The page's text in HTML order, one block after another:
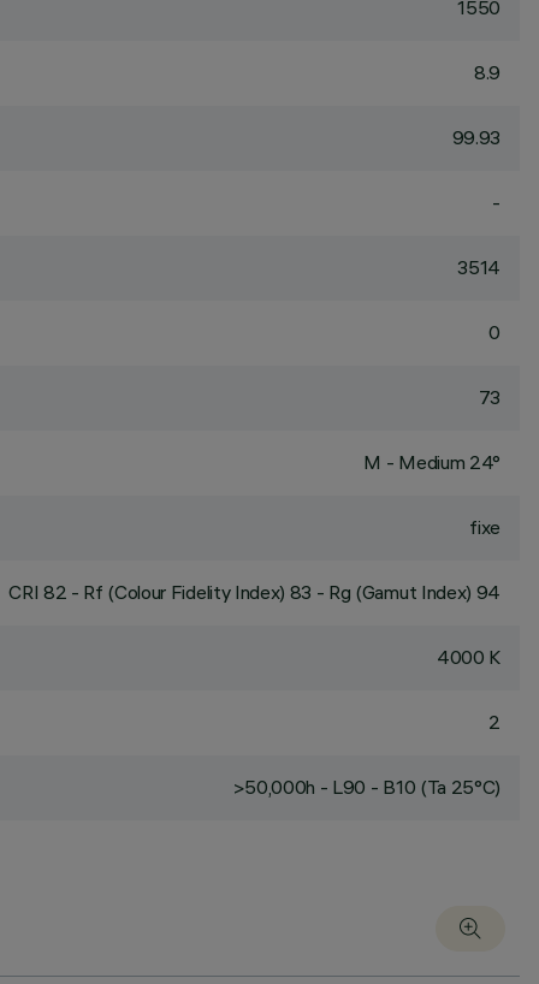
1550
8.9
99.93
-
3514
0
73
M - Medium 24°
fixe
CRI 82 - Rf (Colour Fidelity Index) 83 - Rg (Gamut Index) 94
4000 K
2
>50,000h - L90 - B10 (Ta 25°C)